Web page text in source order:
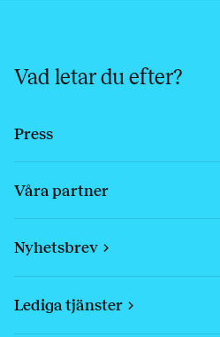
Vad letar du efter?
Press
Våra partner
Nyhetsbrev
Lediga tjänster